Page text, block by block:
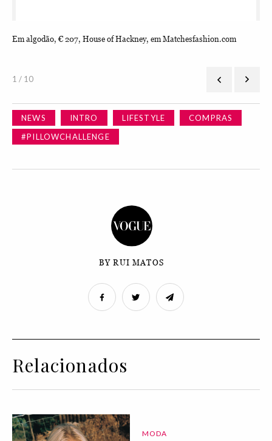
Em algodão, € 207, House of Hackney, em Matchesfashion.com
1 / 10
NEWS INTRO LIFESTYLE
COMPRAS
#PILLOWCHALLENGE
BY RUI MATOS
Relacionados
MODA